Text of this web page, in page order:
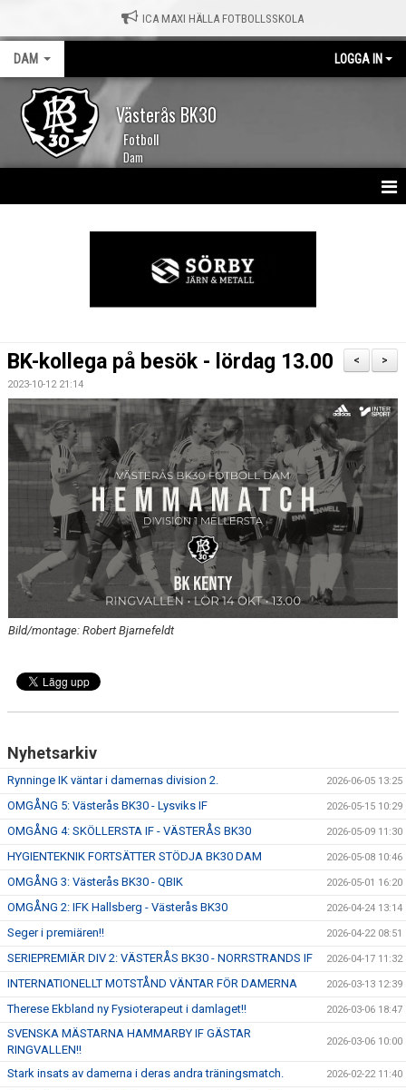
ICA MAXI HÄLLA FOTBOLLSSKOLA
DAM LOGGA IN
Västerås BK30
Fotboll
Dam
MATCHER
KONTAKT
>
<
BK-kollega på besök - lördag 13.00
2023-10-12 21:14
Bild/montage: Robert Bjarnefeldt
Nyhetsarkiv
Rynninge IK väntar i damernas division 2. 2026-06-05 13:25
OMGÅNG 5: Västerås BK30 - Lysviks IF 2026-05-15 10:29
OMGÅNG 4: SKÖLLERSTA IF - VÄSTERÅS BK30 2026-05-09 11:30
HYGIENTEKNIK FORTSÄTTER STÖDJA BK30 DAM 2026-05-08 10:46
OMGÅNG 3: Västerås BK30 - QBIK 2026-05-01 16:20
OMGÅNG 2: IFK Hallsberg - Västerås BK30 2026-04-24 13:14
Seger i premiären!! 2026-04-22 08:51
SERIEPREMIÄR DIV 2: VÄSTERÅS BK30 - NORRSTRANDS IF 2026-04-17 11:32
INTERNATIONELLT MOTSTÅND VÄNTAR FÖR DAMERNA 2026-03-13 12:39
Therese Ekbland ny Fysioterapeut i damlaget!! 2026-03-06 18:47
SVENSKA MÄSTARNA HAMMARBY IF GÄSTAR
RINGVALLEN!!
2026-03-06 10:00
Stark insats av damerna i deras andra träningsmatch. 2026-02-22 11:40